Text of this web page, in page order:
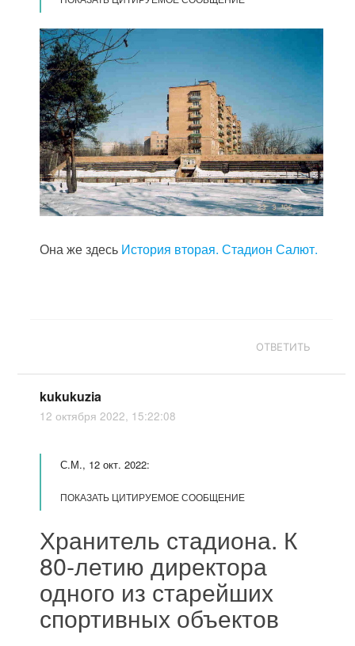
Она же здесь История вторая. Стадион Салют.
ОТВЕТИТЬ
kukukuzia
12 октября 2022, 15:22:08
С.М., 12 окт. 2022:
ПОКАЗАТЬ ЦИТИРУЕМОЕ СООБЩЕНИЕ
Хранитель стадиона. К
80-летию директора
одного из старейших
спортивных объектов